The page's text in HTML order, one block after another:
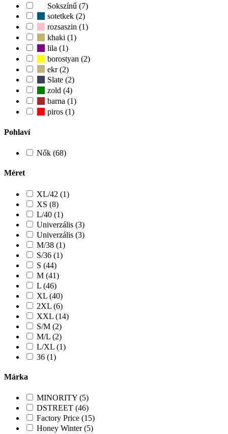
Sokszínű (7)
sotetkek (2)
rozsaszin (1)
khaki (1)
lila (1)
borostyan (2)
ekr (2)
Slate (2)
zold (4)
barna (1)
piros (1)
Pohlaví
Nők (68)
Méret
XL/42 (1)
XS (8)
L/40 (1)
Univerzális (3)
Univerzális (3)
M/38 (1)
S/36 (1)
S (44)
M (41)
L (46)
XL (40)
2XL (6)
XXL (14)
S/M (2)
M/L (2)
L/XL (1)
36 (1)
Márka
MINORITY (5)
DSTREET (46)
Factory Price (15)
Honey Winter (5)